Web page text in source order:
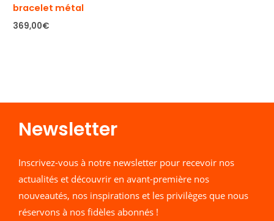
bracelet métal
369,00€
Newsletter​
Inscrivez-vous à notre newsletter pour recevoir nos
actualités et découvrir en avant-première nos
nouveautés, nos inspirations et les privilèges que nous
réservons à nos fidèles abonnés !